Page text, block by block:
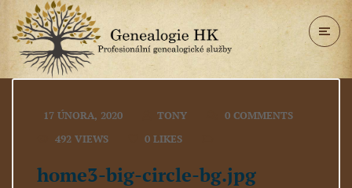
17 ÚNORA, 2020 TONY
0 COMMENTS
492 VIEWS
0 LIKES
home3-big-circle-bg.jpg